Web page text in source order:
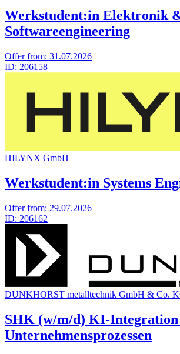
Werkstudent:in Elektronik
Softwareengineering
Offer from: 31.07.2026
ID: 206158
HILYNX GmbH
Werkstudent:in Systems
Offer from: 29.07.2026
ID: 206162
DUNKHORST metalltechnik GmbH & Co.
SHK (w/m/d) KI-
Unternehmensprozessen